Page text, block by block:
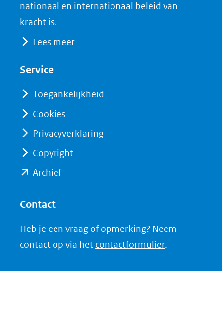
nationaal en internationaal beleid van
kracht is.
Lees meer
Service
Toegankelijkheid
Cookies
Privacyverklaring
Copyright
Archief(opent
(verwijst
naar
Contact
Heb je een vraag of opmerking? Neem
contact op via het contactformulier.